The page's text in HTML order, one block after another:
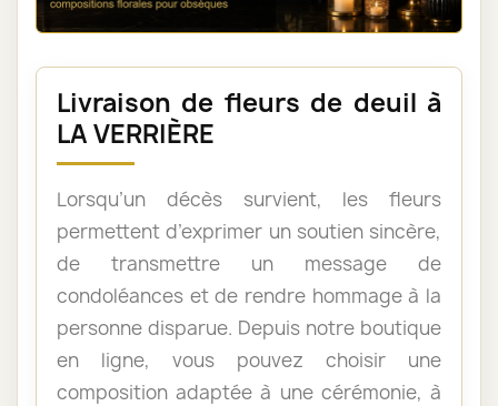
Livraison de fleurs de deuil à
LA VERRIÈRE
Lorsqu’un décès survient, les fleurs
permettent d’exprimer un soutien sincère,
de transmettre un message de
condoléances et de rendre hommage à la
personne disparue. Depuis notre boutique
en ligne, vous pouvez choisir une
composition adaptée à une cérémonie, à